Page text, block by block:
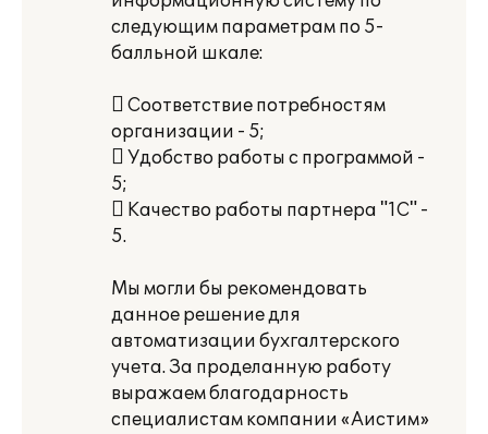
следующим параметрам по 5-
балльной шкале:
 Соответствие потребностям
организации - 5;
 Удобство работы с программой -
5;
 Качество работы партнера "1С" -
5.
Мы могли бы рекомендовать
данное решение для
автоматизации бухгалтерского
учета. За проделанную работу
выражаем благодарность
специалистам компании «Аистим»